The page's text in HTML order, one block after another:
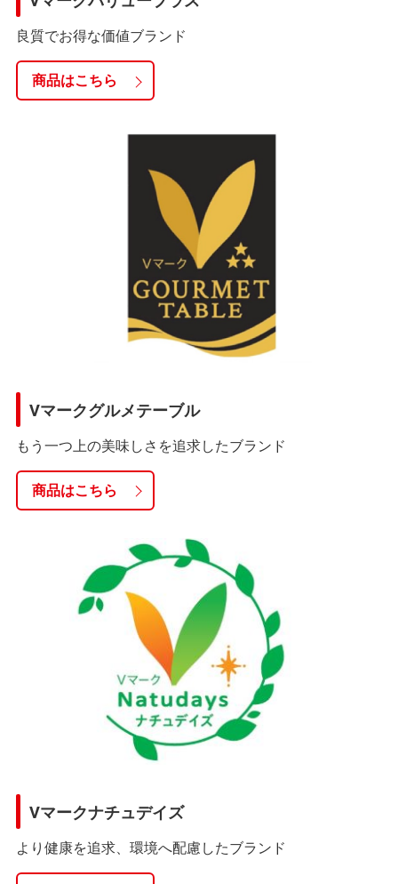
良質でお得な価値ブランド
商品はこちら
Vマークグルメテーブル
もう一つ上の美味しさを追求したブランド
商品はこちら
Vマークナチュデイズ
より健康を追求、環境へ配慮したブランド